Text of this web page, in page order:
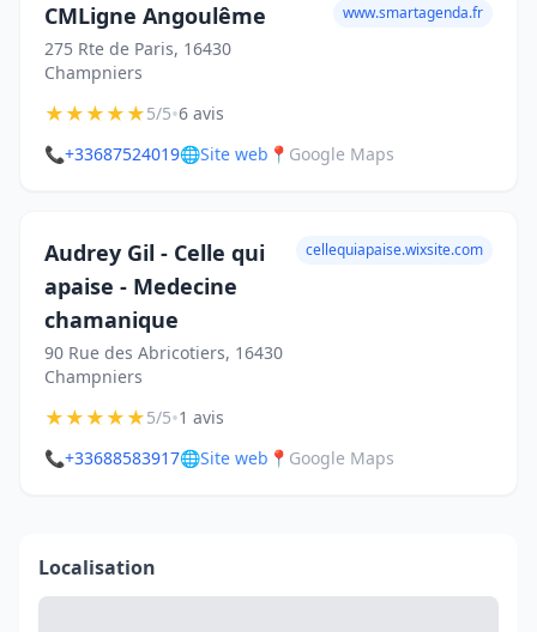
CMLigne Angoulême
275 Rte de Paris, 16430
Champniers
www.smartagenda.fr
★★★★★5/5•6 avis
📞+33687524019🌐Site web 📍 Google Maps
Audrey Gil - Celle qui
apaise - Medecine
chamanique
90 Rue des Abricotiers, 16430
Champniers
cellequiapaise.wixsite.com
★★★★★5/5•1 avis
📞+33688583917🌐Site web 📍 Google Maps
Localisation